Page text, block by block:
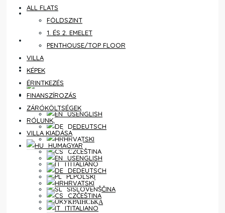
ZÁRÓKÖLTSÉGEK
VILLA KIADÁSA
MAGYAR
ENGLISH
DEUTSCH
HRVATSKI
ČEŠTINA
ITALIANO
POLSKI
SLOVENŠČINA
УКРАЇНСЬКА
ALL FLATS
FÖLDSZINT
1. ÉS 2. EMELET
PENTHOUSE/TOP FLOOR
VILLA
KÉPEK
ÉRINTKEZÉS
FINANSZÍROZÁS
ZÁRÓKÖLTSÉGEK
RÓLUNK
VILLA KIADÁSA
MAGYAR
ENGLISH
DEUTSCH
HRVATSKI
ČEŠTINA
ITALIANO